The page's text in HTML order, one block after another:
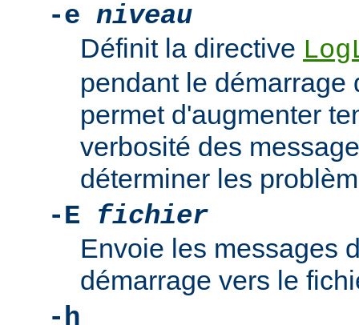
-e niveau
Définit la directive
pendant le démarrage
permet d'augmenter
verbosité des
déterminer les
-E fichier
Envoie les messages
démarrage vers le
-h